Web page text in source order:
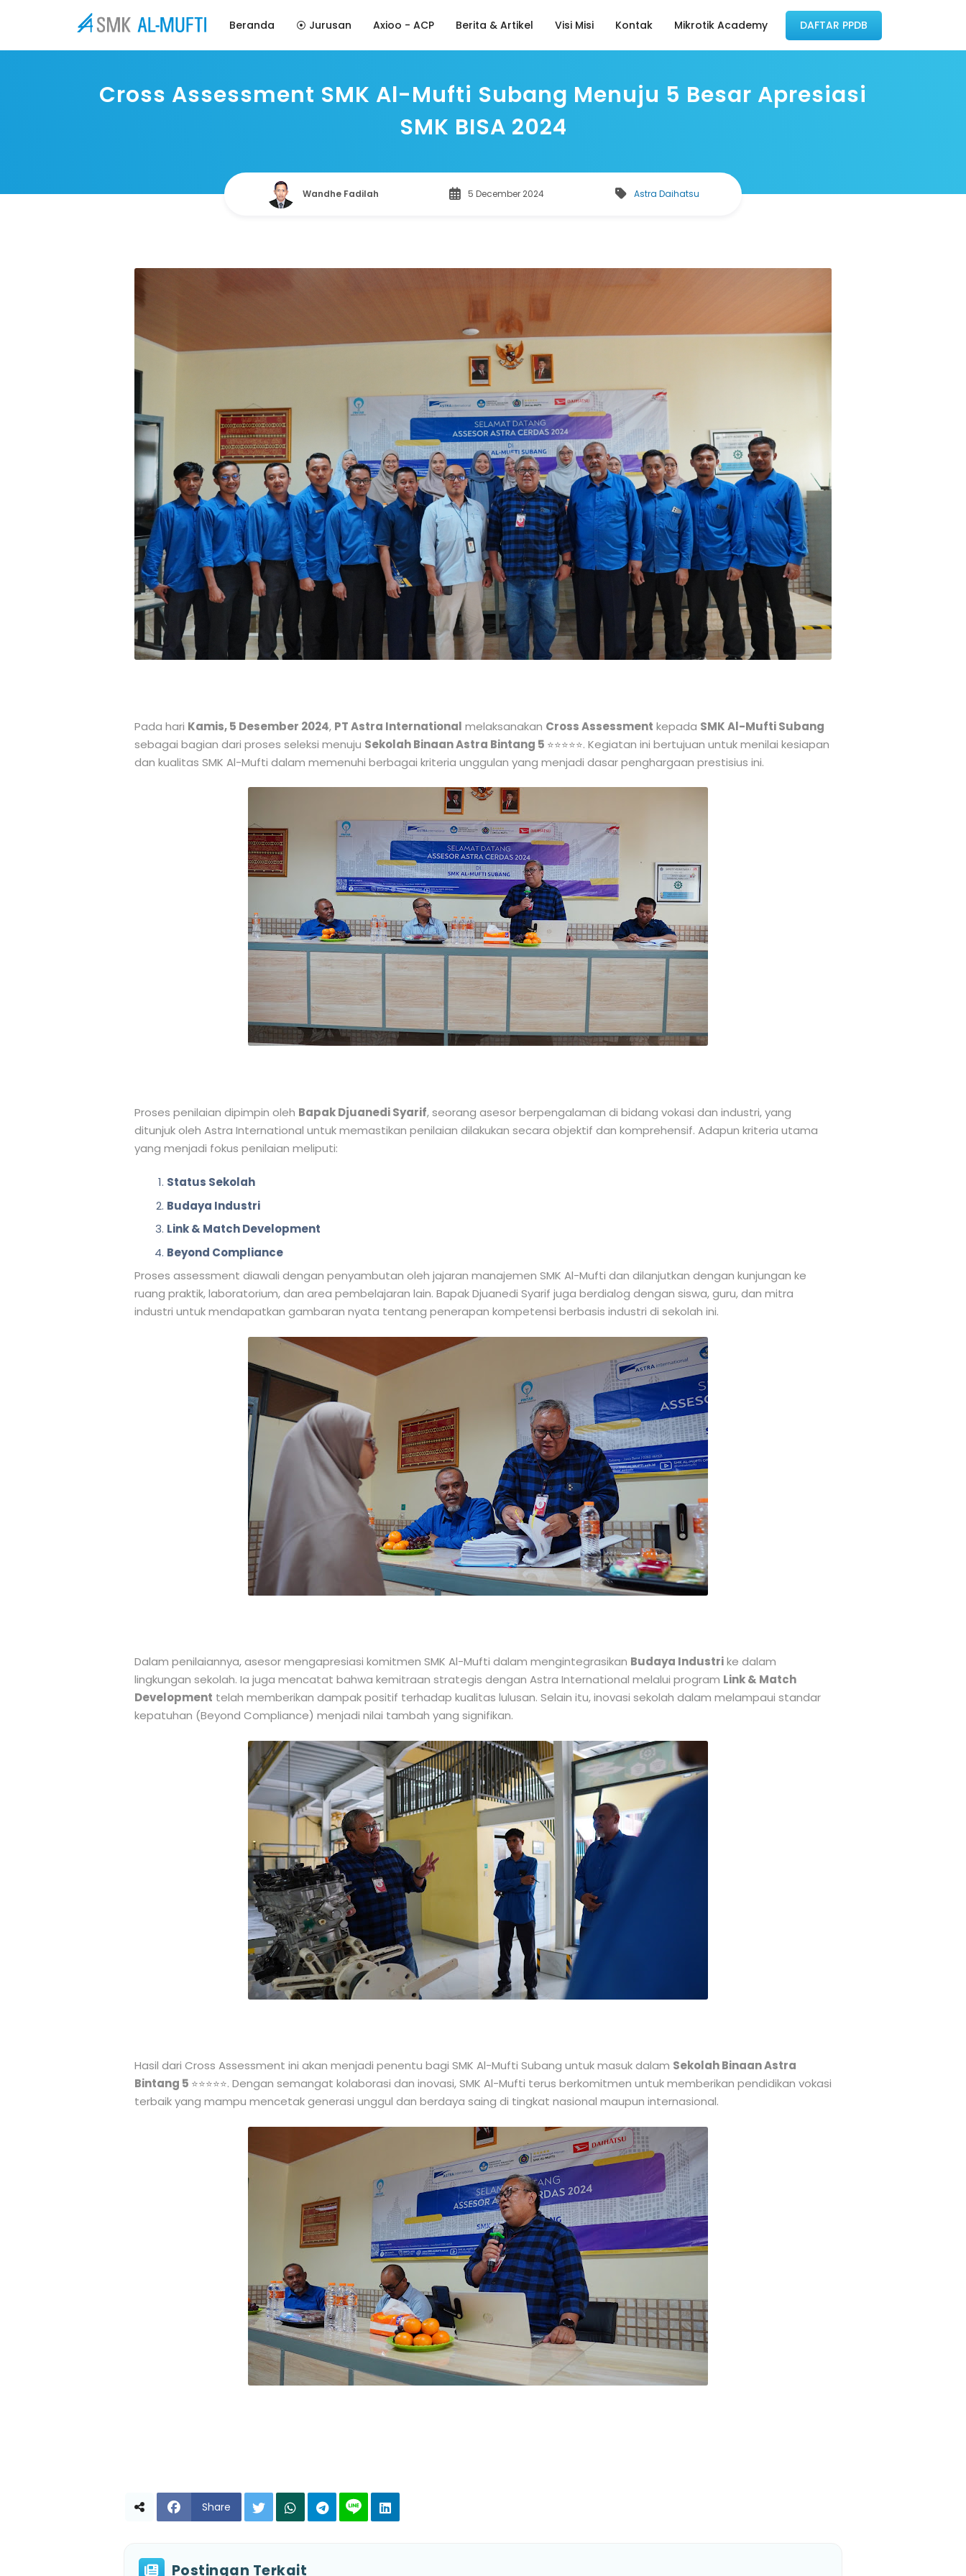
Beranda ⦿ Jurusan Axioo - ACP Berita & Artikel Visi Misi Kontak Mikrotik Academy DAFTAR PPDB
Cross Assessment SMK Al-Mufti Subang Menuju 5 Besar Apresiasi
SMK BISA 2024
Wandhe Fadilah 5 December 2024 Astra Daihatsu
Pada hari Kamis, 5 Desember 2024, PT Astra International melaksanakan Cross Assessment kepada SMK Al-Mufti Subang
sebagai bagian dari proses seleksi menuju Sekolah Binaan Astra Bintang 5 ⭐⭐⭐⭐⭐. Kegiatan ini bertujuan untuk menilai kesiapan
dan kualitas SMK Al-Mufti dalam memenuhi berbagai kriteria unggulan yang menjadi dasar penghargaan prestisius ini.
Proses penilaian dipimpin oleh Bapak Djuanedi Syarif, seorang asesor berpengalaman di bidang vokasi dan industri, yang
ditunjuk oleh Astra International untuk memastikan penilaian dilakukan secara objektif dan komprehensif. Adapun kriteria utama
yang menjadi fokus penilaian meliputi:
Status Sekolah
Budaya Industri
Link & Match Development
Beyond Compliance
Proses assessment diawali dengan penyambutan oleh jajaran manajemen SMK Al-Mufti dan dilanjutkan dengan kunjungan ke
ruang praktik, laboratorium, dan area pembelajaran lain. Bapak Djuanedi Syarif juga berdialog dengan siswa, guru, dan mitra
industri untuk mendapatkan gambaran nyata tentang penerapan kompetensi berbasis industri di sekolah ini.
Dalam penilaiannya, asesor mengapresiasi komitmen SMK Al-Mufti dalam mengintegrasikan Budaya Industrike dalam
lingkungan sekolah. Ia juga mencatat bahwa kemitraan strategis dengan Astra International melalui program Link & Match
Development telah memberikan dampak positif terhadap kualitas lulusan. Selain itu, inovasi sekolah dalam melampaui standar
kepatuhan (Beyond Compliance) menjadi nilai tambah yang signifikan.
Hasil dari Cross Assessment ini akan menjadi penentu bagi SMK Al-Mufti Subang untuk masuk dalam Sekolah Binaan Astra
Bintang 5 ⭐⭐⭐⭐⭐. Dengan semangat kolaborasi dan inovasi, SMK Al-Mufti terus berkomitmen untuk memberikan pendidikan vokasi
terbaik yang mampu mencetak generasi unggul dan berdaya saing di tingkat nasional maupun internasional.
Share
Postingan Terkait